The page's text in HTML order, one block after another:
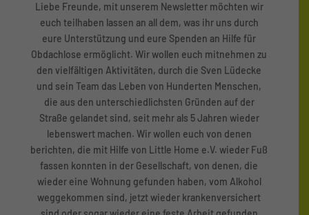
Liebe Freunde, mit unserem Newsletter möchten wir
euch teilhaben lassen an all dem, was ihr uns durch
eure Unterstützung und eure Spenden an Hilfe für
Obdachlose ermöglicht. Wir wollen euch mitnehmen zu
den vielfältigen Aktivitäten, durch die Sven Lüdecke
und sein Team das Leben von Hunderten Menschen,
die aus den unterschiedlichsten Gründen auf der
Straße gelandet sind, seit mehr als 5 Jahren wieder
lebenswert machen. Wir wollen euch von denen
berichten, die mit Hilfe von Little Home e.V. wieder Fuß
fassen konnten in der Gesellschaft, von denen, die
wieder eine Wohnung gefunden haben, vom Alkohol
weggekommen sind, jetzt wieder krankenversichert